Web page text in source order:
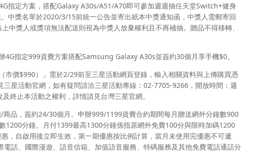
指定方案，搭配Galaxy A30s/A51/A70即可參加週週抽任天堂Switch+健身
中獎名單於2020/3/15前統一公告並寄出紙本中獎通知函，中獎人需郵寄回
中獎人或獎項無法配送則視為中獎人放棄權利且不再補抽。贈品不得移轉、
4G指定999資費方案搭配Samsung Galaxy A30s並簽約30個月享手機$0。
市價$990）」需於2/29前至三星活動網頁登錄，輸入相關資料與上傳購買憑
星活動官網，如有疑問請洽三星活動專線：02-7705-9266，開放時間：週
終止本活動之權利，詳情請見台灣三星官網。
品，簽約24/30個月。申辦999/1199資費合約期間每月贈送網外分鐘數900
1200分鐘。月付1399最高1300分鐘係指原網外免費100分與限時加碼1200
，自啟用後立即生效，第一期優惠按比例計算，當月未使用完優惠不可遞
話、國際漫遊、語音信箱、加值語音服務、特碼服務及其他免費電話通話分